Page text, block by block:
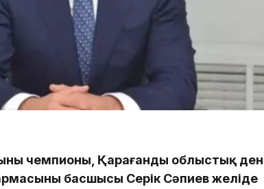
чемпионы, Қарағанды облыстық
басшысы Серік Сәпиев желіде